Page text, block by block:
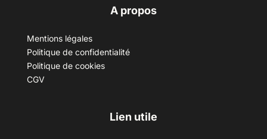
A propos
Mentions légales
Politique de confidentialité
Politique de cookies
CGV
Lien utile